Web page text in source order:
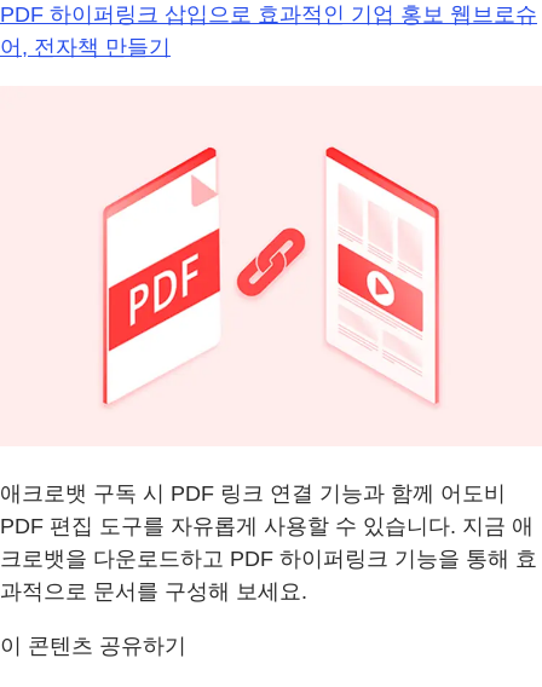
PDF 하이퍼링크 삽입으로 효과적인 기업 홍보 웹브로슈
어, 전자책 만들기
애크로뱃 구독 시 PDF 링크 연결 기능과 함께 어도비
PDF 편집 도구를 자유롭게 사용할 수 있습니다. 지금 애
크로뱃을 다운로드하고 PDF 하이퍼링크 기능을 통해 효
과적으로 문서를 구성해 보세요.
이 콘텐츠 공유하기